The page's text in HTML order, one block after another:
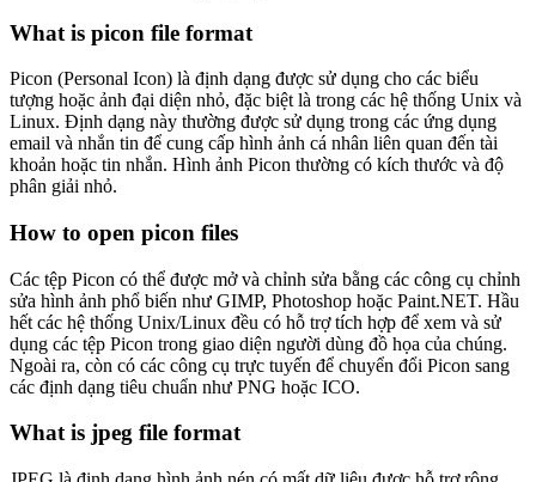
What is picon file format
Picon (Personal Icon) là định dạng được sử dụng cho các biểu
tượng hoặc ảnh đại diện nhỏ, đặc biệt là trong các hệ thống Unix và
Linux. Định dạng này thường được sử dụng trong các ứng dụng
email và nhắn tin để cung cấp hình ảnh cá nhân liên quan đến tài
khoản hoặc tin nhắn. Hình ảnh Picon thường có kích thước và độ
phân giải nhỏ.
How to open picon files
Các tệp Picon có thể được mở và chỉnh sửa bằng các công cụ chỉnh
sửa hình ảnh phổ biến như GIMP, Photoshop hoặc Paint.NET. Hầu
hết các hệ thống Unix/Linux đều có hỗ trợ tích hợp để xem và sử
dụng các tệp Picon trong giao diện người dùng đồ họa của chúng.
Ngoài ra, còn có các công cụ trực tuyến để chuyển đổi Picon sang
các định dạng tiêu chuẩn như PNG hoặc ICO.
What is jpeg file format